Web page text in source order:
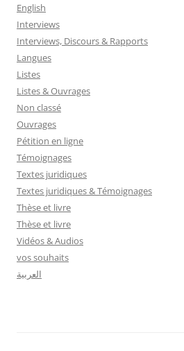
English
Interviews
Interviews, Discours & Rapports
Langues
Listes
Listes & Ouvrages
Non classé
Ouvrages
Pétition en ligne
Témoignages
Textes juridiques
Textes juridiques & Témoignages
Thèse et livre
Thèse et livre
Vidéos & Audios
vos souhaits
العربية